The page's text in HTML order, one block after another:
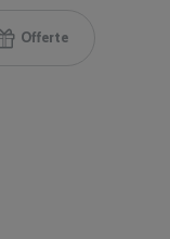
Offerte